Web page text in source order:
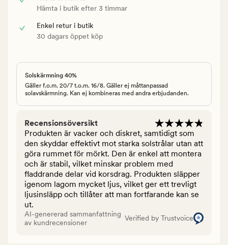
Hämta i butik efter 3 timmar
Enkel retur i butik
30 dagars öppet köp
Solskärmning 40%
Gäller f.o.m. 20/7 t.o.m. 16/8. Gäller ej måttanpassad
solavskärmning. Kan ej kombineras med andra erbjudanden.
Recensionsöversikt
Produkten är vacker och diskret, samtidigt som
den skyddar effektivt mot starka solstrålar utan att
göra rummet för mörkt. Den är enkel att montera
och är stabil, vilket minskar problem med
fladdrande delar vid korsdrag. Produkten släpper
igenom lagom mycket ljus, vilket ger ett trevligt
ljusinsläpp och tillåter att man fortfarande kan se
ut.
AI-genererad sammanfattning
av kundrecensioner
Verified by Trustvoice